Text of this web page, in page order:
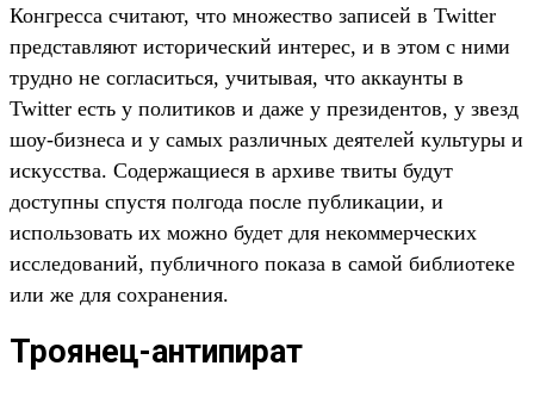
Конгресса считают, что множество записей в Twitter
представляют исторический интерес, и в этом с ними
трудно не согласиться, учитывая, что аккаунты в
Twitter есть у политиков и даже у президентов, у звезд
шоу-бизнеса и у самых различных деятелей культуры и
искусства. Содержащиеся в архиве твиты будут
доступны спустя полгода после публикации, и
использовать их можно будет для некоммерческих
исследований, публичного показа в самой библиотеке
или же для сохранения.
Троянец-антипират